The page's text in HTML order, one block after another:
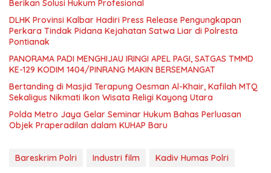
Berikan Solusi Hukum Profesional
DLHK Provinsi Kalbar Hadiri Press Release Pengungkapan
Perkara Tindak Pidana Kejahatan Satwa Liar di Polresta
Pontianak
PANORAMA PADI MENGHIJAU IRINGI APEL PAGI, SATGAS TMMD
KE-129 KODIM 1404/PINRANG MAKIN BERSEMANGAT
Bertanding di Masjid Terapung Oesman Al-Khair, Kafilah MTQ
Sekaligus Nikmati Ikon Wisata Religi Kayong Utara
Polda Metro Jaya Gelar Seminar Hukum Bahas Perluasan
Objek Praperadilan dalam KUHAP Baru
Bareskrim Polri Industri film Kadiv Humas Polri